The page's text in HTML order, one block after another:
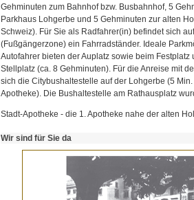
Gehminuten zum Bahnhof bzw. Busbahnhof, 5
Parkhaus Lohgerbe und 5 Gehminuten zur alten
Schweiz). Für Sie als Radfahrer(in) befindet sich
(Fußgängerzone) ein Fahrradständer. Ideale
Autofahrer bieten der Auplatz sowie beim Festplatz
Stellplatz (ca. 8 Gehminuten). Für die Anreise mit
sich die Citybushaltestelle auf der Lohgerbe (5
Apotheke). Die Bushaltestelle am Rathausplatz
Stadt-Apotheke - die 1. Apotheke nahe der alten
Wir sind für Sie da